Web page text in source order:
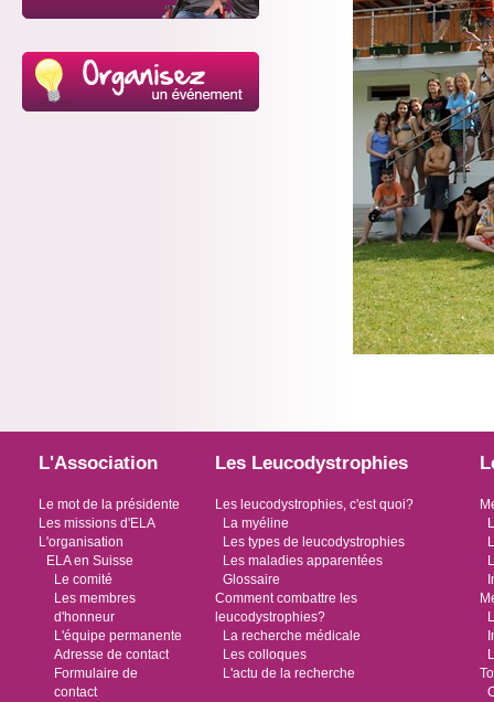
L'Association
Le mot de la présidente
Les missions d'ELA
L'organisation
ELA en Suisse
Le comité
Les membres
d'honneur
L'équipe permanente
Adresse de contact
Formulaire de
contact
Les Leucodystrophies
Les leucodystrophies, c'est quoi?
La myéline
Les types de leucodystrophies
Les maladies apparentées
Glossaire
Comment combattre les
leucodystrophies?
La recherche médicale
Les colloques
L'actu de la recherche